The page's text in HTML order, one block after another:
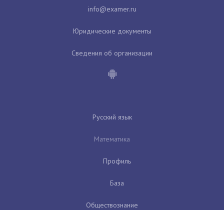
Юридические документы
Сведения об организации
Русский язык
Математика
Профиль
База
Обществознание